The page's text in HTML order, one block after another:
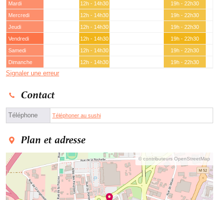
Mardi
12h - 14h30
19h - 22h30
Mercredi
12h - 14h30
19h - 22h30
Jeudi
12h - 14h30
19h - 22h30
Vendredi
12h - 14h30
19h - 22h30
Samedi
12h - 14h30
19h - 22h30
Dimanche
12h - 14h30 19h - 22h30
Signaler une erreur
Contact
Téléphone Téléphoner au sushi
Plan et adresse
© contributeurs OpenStreetMap